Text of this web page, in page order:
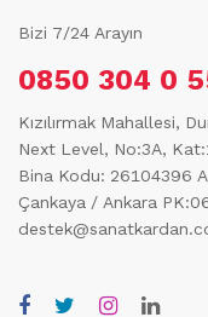
Bizi 7/24 Arayın
0850 304 0
Kızılırmak Mahallesi,
Next Level, No:3A,
Bina Kodu: 26104396
Çankaya / Ankara